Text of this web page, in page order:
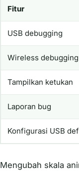
Fitur
USB debugging
Wireless debugging
Tampilkan ketukan
Laporan bug
Konfigurasi USB
Mengubah skala